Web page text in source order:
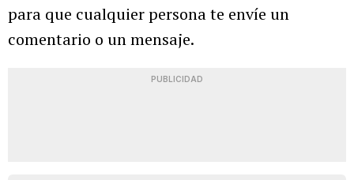
para que cualquier persona te envíe un
comentario o un mensaje.
PUBLICIDAD